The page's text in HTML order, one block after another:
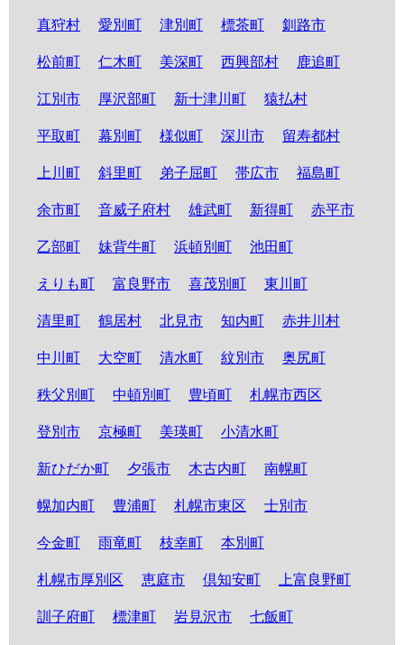
真狩村 愛別町 津別町 標茶町 釧路市
松前町 仁木町 美深町 西興部村 鹿追町
江別市 厚沢部町 新十津川町 猿払村
平取町 幕別町 様似町 深川市 留寿都村
上川町 斜里町 弟子屈町 帯広市 福島町
余市町 音威子府村 雄武町 新得町 赤平市
乙部町 妹背牛町 浜頓別町 池田町
えりも町 富良野市 喜茂別町 東川町
清里町 鶴居村 北見市 知内町 赤井川村
中川町 大空町 清水町 紋別市 奥尻町
秩父別町 中頓別町 豊頃町 札幌市西区
登別市 京極町 美瑛町 小清水町
新ひだか町 夕張市 木古内町 南幌町
幌加内町 豊浦町 札幌市東区 士別市
今金町 雨竜町 枝幸町 本別町
札幌市厚別区 恵庭市 倶知安町 上富良野町
訓子府町 標津町 岩見沢市 七飯町